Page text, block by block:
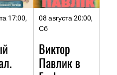
17:00,
08 августа 20:00,
Сб
Виктор
Павлик в